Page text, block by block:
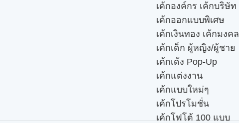
เค้กองค์กร เค้กบริษัท
เค้กออกแบบพิเศษ
เค้กเงินทอง เค้กมงคล
เค้กเด็ก ผู้หญิง/ผู้ชาย
เค้กเด้ง Pop-Up
เค้กแต่งงาน
เค้กแบบใหม่ๆ
เค้กโปรโมชั่น
เค้กโฟโต้ 100 แบบ